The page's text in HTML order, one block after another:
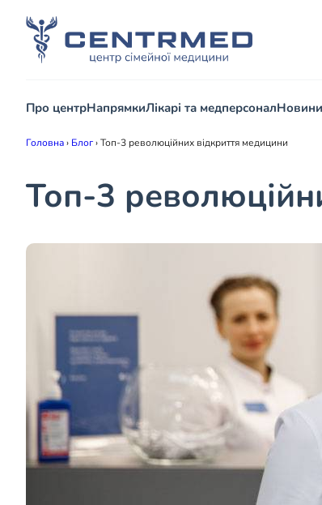
Про центрНапрямкиЛікарі та медперсоналНовини
Головна› Блог›Топ-3 революційних відкриття медицини
Топ-3